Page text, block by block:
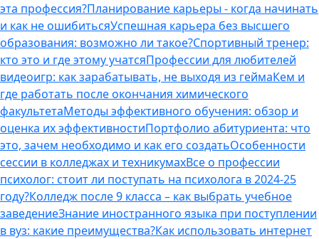
эта профессия?Планирование карьеры - когда начинать
и как не ошибитьсяУспешная карьера без высшего
образования: возможно ли такое?Спортивный тренер:
кто это и где этому учатсяПрофессии для любителей
видеоигр: как зарабатывать, не выходя из геймаКем и
где работать после окончания химического
факультетаМетоды эффективного обучения: обзор и
оценка их эффективностиПортфолио абитуриента: что
это, зачем необходимо и как его создатьОсобенности
сессии в колледжах и техникумахВсе о профессии
психолог: стоит ли поступать на психолога в 2024-25
году?Колледж после 9 класса – как выбрать учебное
заведениеЗнание иностранного языка при поступлении
в вуз: какие преимущества?Как использовать интернет